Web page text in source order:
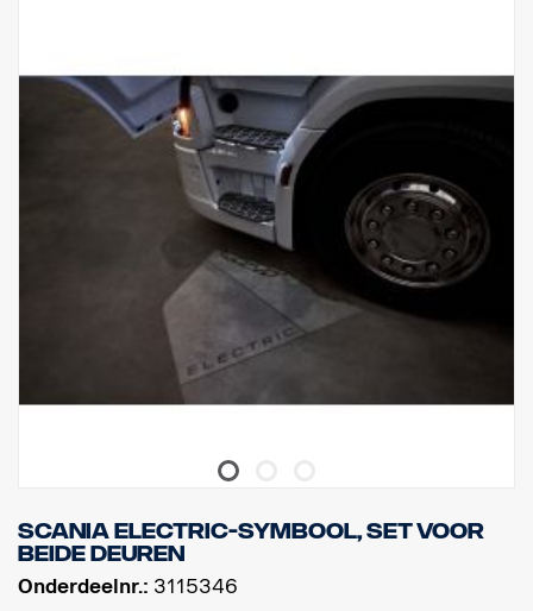
Scania ELECTRIC-symbool, set voor
beide deuren
Onderdeelnr.: 3115346